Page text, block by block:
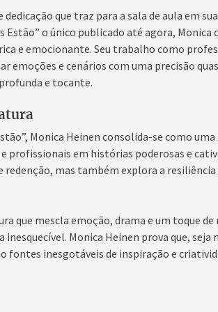
que traz para a sala de aula em
Estão” o único publicado até agora, Monica
e emocionante. Seu trabalho como
emoções e cenários com uma precisão
e tocante.
Monica Heinen consolida-se como
profissionais em histórias poderosas e
redenção, mas também explora a
que mescla emoção, drama e um toque de
Monica Heinen prova que, seja
fontes inesgotáveis de inspiração e